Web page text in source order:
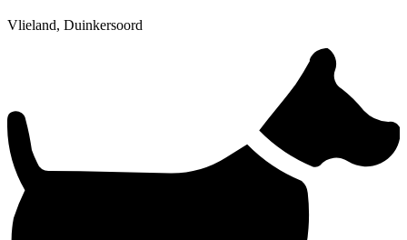
Vlieland, Duinkersoord